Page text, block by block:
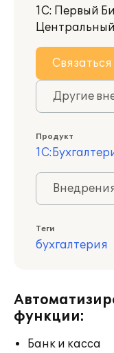
1С: Первый
Связаться
Другие
Продукт
Теги
бухгалтерия
функции:
Банк и касса